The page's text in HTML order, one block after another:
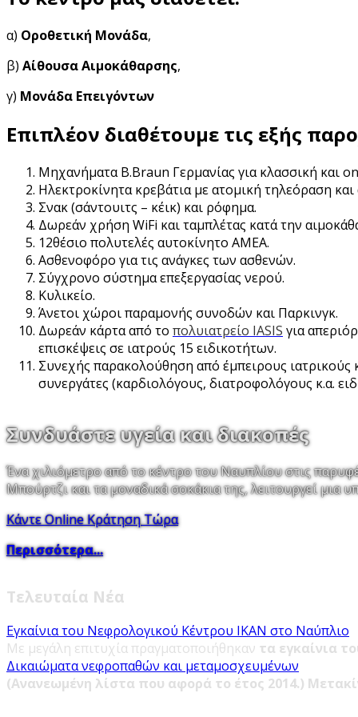
α) Οροθετική Μονάδα,
β) Αίθουσα Αιμοκάθαρσης,
γ) Μονάδα Επειγόντων
Επιπλέον διαθέτουμε τις εξής
Μηχανήματα B.Braun Γερμανίας για κλασσική και
Ηλεκτροκίνητα κρεβάτια με ατομική τηλεόραση και
Σνακ (σάντουιτς – κέικ) και ρόφημα.
Δωρεάν χρήση WiFi και ταμπλέτας κατά την
12θέσιο πολυτελές αυτοκίνητο ΑΜΕΑ.
Ασθενοφόρο για τις ανάγκες των ασθενών.
Σύγχρονο σύστημα επεξεργασίας νερού.
Κυλικείο.
Άνετοι χώροι παραμονής συνοδών και Παρκινγκ.
Δωρεάν κάρτα από το πολυιατρείο IASIS για
επισκέψεις σε ιατρούς 15 ειδικοτήτων.
Συνεχής παρακολούθηση από έμπειρους ιατρικούς
συνεργάτες (καρδιολόγους, διατροφολόγους κ.α.
Συνδυάστε υγεία και διακοπές
Ένα χιλιόμετρο από το κέντρο του Ναυπλίου στις
Μπούρτζι και τα μοναδικά σοκάκια της, λειτουργεί
Κάντε Online Κράτηση Τώρα
Περισσότερα...
Τελευταία Νέα
Εγκαίνια του Νεφρολογικού Κέντρου ΙΚΑΝ στο Ναύπλιο
Με μεγάλη επιτυχία πραγματοποιήθηκαν τα εγκαίνια
Δικαιώματα νεφροπαθών και μεταμοσχευμένων
(Ανανεωμένη λίστα που αφορά το έτος 2014.)